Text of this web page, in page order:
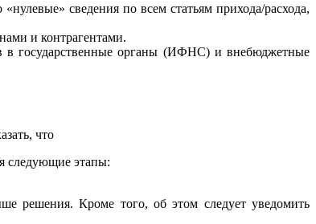
сведения по всем статьям прихода/расхода,
и контрагентами.
в государственные органы (ИФНС) и внебюджетные
что
следующие этапы:
решения. Кроме того, об этом следует уведомить